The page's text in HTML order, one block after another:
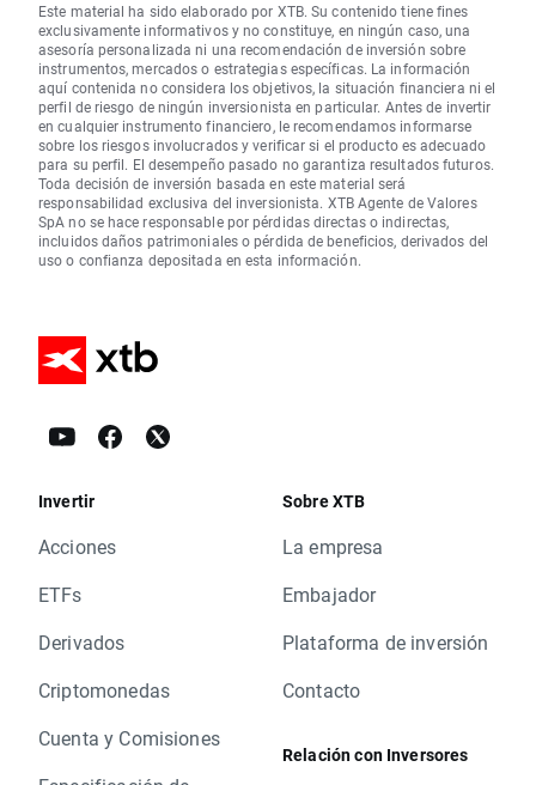
Este material ha sido elaborado por XTB. Su contenido tiene fines
exclusivamente informativos y no constituye, en ningún caso, una
asesoría personalizada ni una recomendación de inversión sobre
instrumentos, mercados o estrategias específicas. La información
aquí contenida no considera los objetivos, la situación financiera ni el
perfil de riesgo de ningún inversionista en particular. Antes de invertir
en cualquier instrumento financiero, le recomendamos informarse
sobre los riesgos involucrados y verificar si el producto es adecuado
para su perfil. El desempeño pasado no garantiza resultados futuros.
Toda decisión de inversión basada en este material será
responsabilidad exclusiva del inversionista. XTB Agente de Valores
SpA no se hace responsable por pérdidas directas o indirectas,
incluidos daños patrimoniales o pérdida de beneficios, derivados del
uso o confianza depositada en esta información.
Invertir
Acciones
ETFs
Derivados
Criptomonedas
Cuenta y Comisiones
Sobre XTB
La empresa
Embajador
Plataforma de inversión
Contacto
Relación con Inversores